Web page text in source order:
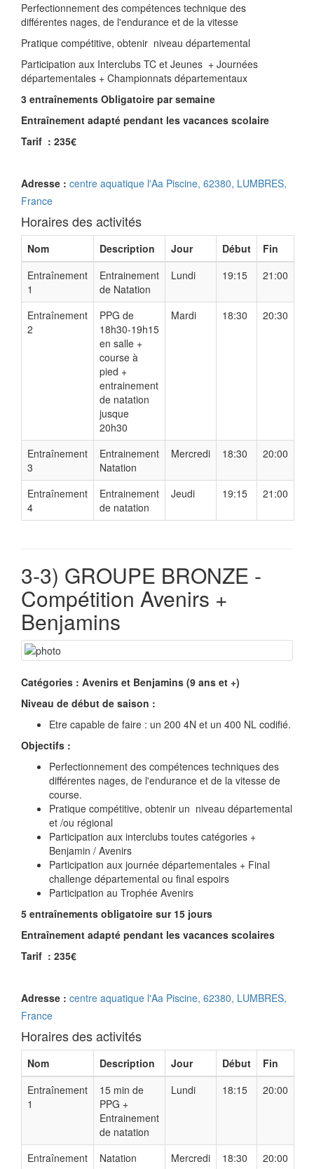
Perfectionnement des compétences technique des
différentes nages, de l'endurance et de la vitesse
Pratique compétitive, obtenir niveau départemental
Participation aux Interclubs TC et Jeunes + Journées
départementales + Championnats départementaux
3 entraînements Obligatoire par semaine
Entraînement adapté pendant les vacances scolaire
Tarif : 235€
Adresse : centre aquatique l'Aa Piscine, 62380, LUMBRES,
France
Horaires des activités
Nom Description Jour Début
Fin
Entraînement
1
Entrainement
de Natation
Lundi 19:15 21:00
Entraînement
2
PPG de
18h30-19h15
en salle +
course à
pied +
entrainement
de natation
jusque
20h30
Mardi 18:30 20:30
Entraînement
3
Entrainement
Natation
Mercredi 18:30 20:00
Entraînement
4
Entrainement
de natation
Jeudi 19:15 21:00
3-3) GROUPE BRONZE -
Compétition Avenirs +
Benjamins
Catégories : Avenirs et Benjamins (9 ans et +)
Niveau de début de saison :
Etre capable de faire : un 200 4N et un 400 NL codifié.
Objectifs :
Perfectionnement des compétences techniques des
différentes nages, de l'endurance et de la vitesse de
course.
Pratique compétitive, obtenir un niveau départemental
et /ou régional
Participation aux interclubs toutes catégories +
Benjamin / Avenirs
Participation aux journée départementales + Final
challenge départemental ou final espoirs
Participation au Trophée Avenirs
5 entraînements obligatoire sur 15 jours
Entraînement adapté pendant les vacances scolaires
Tarif : 235€
Adresse : centre aquatique l'Aa Piscine, 62380, LUMBRES,
France
Horaires des activités
Nom Description Jour Début
Fin
Entraînement
1
15 min de
PPG +
Entrainement
de natation
Lundi 18:15 20:00
Entraînement
Natation Mercredi 18:30 20:00